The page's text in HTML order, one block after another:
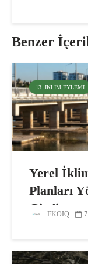
Benzer
13. İKLIM EYLEMI
Yerel
Planları
GirdiEKOIQ